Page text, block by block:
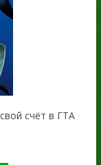
счёт в ГТА